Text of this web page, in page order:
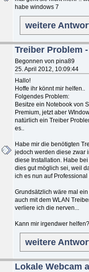
habe windows 7
weitere
Treiber Problem
Begonnen von pina89
25. April 2012, 10:09:44
Hallo!
Hoffe ihr könnt mir helfen..
Folgendes Problem:
Besitze ein Notebook von
Premium, jetzt aber
natürlich ein Treiber
es..
Habe mir die benötigten
jedoch werden diese zwar
diese Installation. Habe
dies gut möglich sei, weil
ich es nun auf Professional
Grundsätzlich wäre mal
auch mit dem WLAN
verliere ich die nerven...
Kann mir irgendwer helfen?
weitere
Lokale Webcam